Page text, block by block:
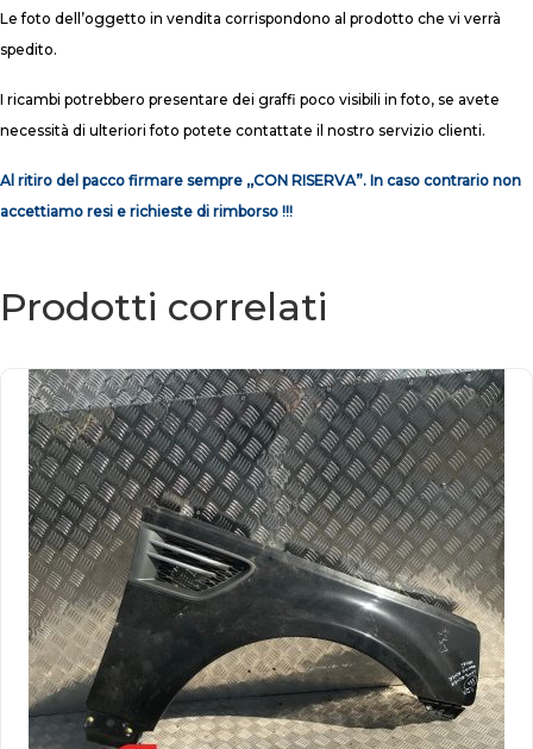
Le foto dell’oggetto in vendita corrispondono al prodotto che vi verrà
spedito.
I ricambi potrebbero presentare dei graffi poco visibili in foto, se avete
necessità di ulteriori foto potete contattate il nostro servizio clienti.
Al ritiro del pacco firmare sempre ,,CON RISERVA”. In caso contrario non
accettiamo resi e richieste di rimborso !!!
Prodotti correlati